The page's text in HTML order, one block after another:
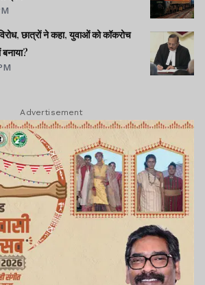
छात्रों ने कहा, युवाओं को कॉकरोच
Advertisement